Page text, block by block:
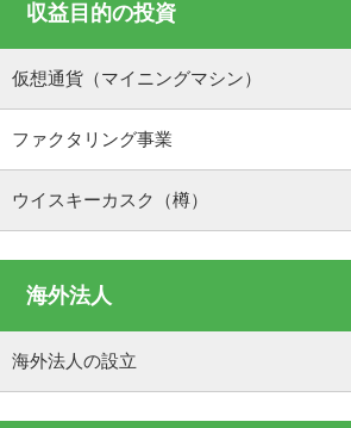
収益目的の投資
仮想通貨（マイニングマシン）
ファクタリング事業
ウイスキーカスク（樽）
海外法人
海外法人の設立